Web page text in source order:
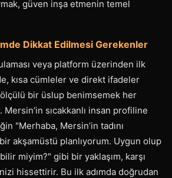
güven inşa etmenin temel
Dikkat Edilmesi Gerekenler
veya platform üzerinden ilk
kısa cümleler ve direkt ifadeler
bir üslup benimsemek her
sıcakkanlı insan profiline
"Merhaba, Mersin’in tadını
akşamüstü planlıyorum. Uygun olup
miyim?" gibi bir yaklaşım, karşı
hissettirir. Bu ilk adımda doğrudan